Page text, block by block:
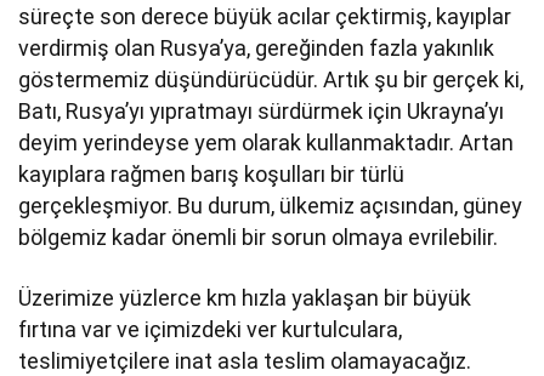
süreçte son derece büyük acılar çektirmiş, kayıplar
verdirmiş olan Rusya’ya, gereğinden fazla yakınlık
göstermemiz düşündürücüdür. Artık şu bir gerçek ki,
Batı, Rusya’yı yıpratmayı sürdürmek için Ukrayna’yı
deyim yerindeyse yem olarak kullanmaktadır. Artan
kayıplara rağmen barış koşulları bir türlü
gerçekleşmiyor. Bu durum, ülkemiz açısından, güney
bölgemiz kadar önemli bir sorun olmaya evrilebilir.
Üzerimize yüzlerce km hızla yaklaşan bir büyük
fırtına var ve içimizdeki ver kurtulculara,
teslimiyetçilere inat asla teslim olamayacağız.